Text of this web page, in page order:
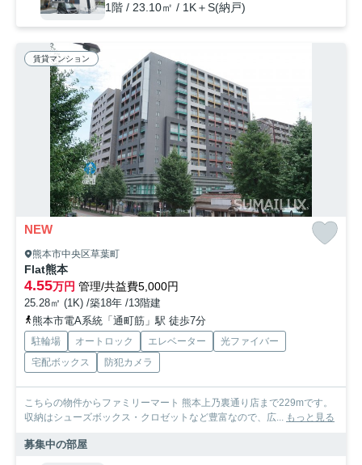
1階 / 23.10㎡ / 1K＋S(納戸)
賃貸マンション
NEW
熊本市中央区草葉町
Flat熊本
4.55万円 管理/共益費5,000円
25.28㎡ (1K) /築18年 /13階建
熊本市電A系統「通町筋」駅 徒歩7分
駐輪場 オートロック エレベーター
光ファイバー
宅配ボックス
防犯カメラ
こちらの物件からファミリーマート 熊本上乃裏通り店まで229mです。
収納はシューズボックス・クロゼットなど豊富なので、広... もっと見る
募集中の部屋